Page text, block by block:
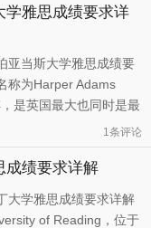
的当地商人为了纪念
学雅思成绩要求详
亚当斯大学雅思成绩要
称为Harper Adams
是英国最大也同时是最
其主要目标为解决地
牧管理、土地管理等
离伯明翰机场48英
1条评论
成绩要求详解
大学雅思成绩要求详解
of Reading，位于